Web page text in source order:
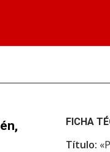
FICHA
Título: